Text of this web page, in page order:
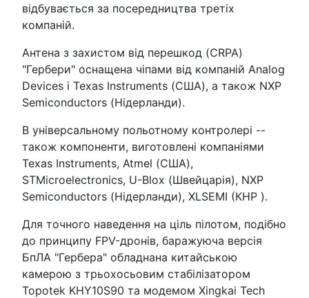
відбувається за посередництва третіх
компаній.
Антена з захистом від перешкод (CRPA)
"Гербери" оснащена чіпами від компаній Analog
Devices і Texas Instruments (США), а також NXP
Semiconductors (Нідерланди).
В універсальному польотному контролері --
також компоненти, виготовлені компаніями
Texas Instruments, Atmel (США),
STMicroelectronics, U-Blox (Швейцарія), NXP
Semiconductors (Нідерланди), XLSEMI (КНР ).
Для точного наведення на ціль пілотом, подібно
до принципу FPV-дронів, баражуюча версія
БпЛА "Гербера" обладнана китайською
камерою з трьохосьовим стабілізатором
Topotek KHY10S90 та модемом Xingkai Tech